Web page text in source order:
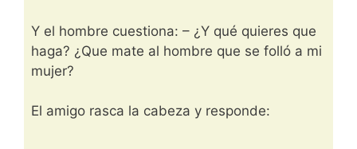
Y el hombre cuestiona: – ¿Y qué quieres que
haga? ¿Que mate al hombre que se folló a mi
mujer?
El amigo rasca la cabeza y responde: